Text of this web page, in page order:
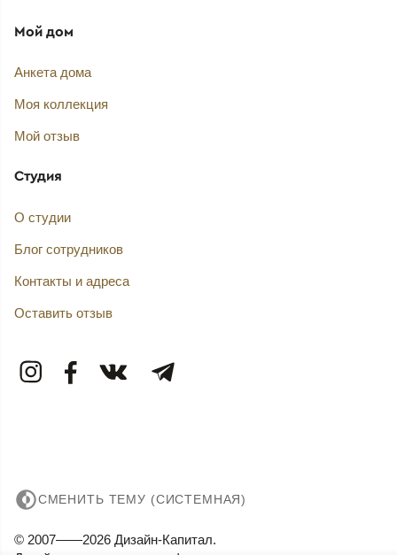
Мой дом
Анкета дома
Моя коллекция
Мой отзыв
Студия
О студии
Блог сотрудников
Контакты и адреса
Оставить отзыв
СМЕНИТЬ ТЕМУ (СИСТЕМНАЯ)
© 2007——2026 Дизайн-Капитал.